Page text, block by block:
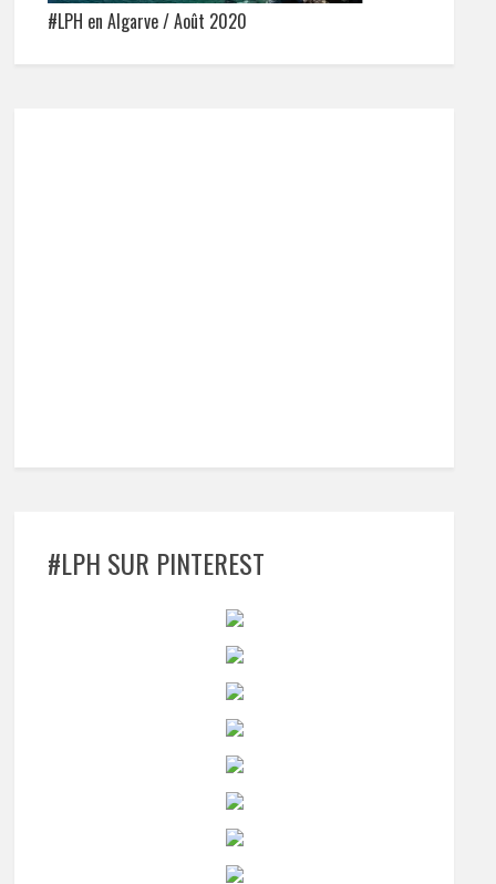
#LPH en Algarve / Août 2020
#LPH SUR PINTEREST